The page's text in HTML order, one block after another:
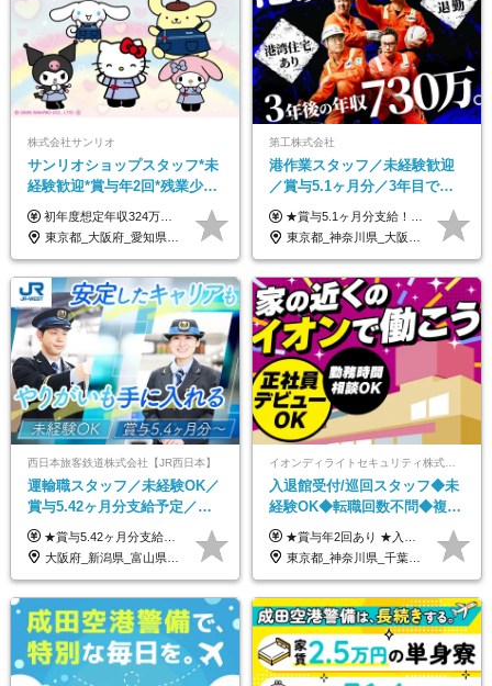
株式会社サンリオ
サンリオショップスタッフ*未
経験歓迎*賞与年2回*残業少な
め*産育休取得実績豊富*可愛
い制服*社割有
初年度想定年収324万円～690万円！ ◆全国一律 月給230,000円～＋賞与＋通勤手当＋役職手当＋時間外手当 《手当充実！》 ＊昇給/年1回 ＊賞与/年2回（7月/12月） ＊通勤手当：交通費支給（規定あり） ＊時間外手当 ＊販売職手当 ＊役職手当 《キャリアパス》 ▼店長（32歳）／年収400万円 ▼トレーナー（37歳）／年収500万円 ▼SV（40歳）／年収570万円 ※SVとして活躍された場合、574万円以上に昇給も目指せます。 日頃のお店での頑張りをしっかり評価する体制を整えており、 ご自身の努力次第で昇給する制度を用意しています！ 《ゆくゆくは・・・》 ■店舗スタッフをとりまとめ、お店づくりを主体で行う店長へ ■複数店舗を統括するトレーナーへとキャリアアップ ■様々な規模の店舗を経験しSVとして活躍した後は、本社の教育担当や店舗支援を担う本部スタッフとして活躍いただけます。 ※経験・能力を考慮の上、当社規定により優遇いたします。 ※入社日から6カ月間の試用期間あり。その間の待遇に差異はありません。
東京都_大阪府_愛知県_北海道_栃木県_静岡県_兵庫県_京都府_福岡県
第工株式会社
港作業スタッフ／未経験歓迎
／賞与5.1ヶ月分／3年目で年
収730万円も可／食事手当あり
／年休120日以上
★賞与5.1ヶ月分支給！ ★入社3年目・30代で年収730万円の先輩も活躍中！ ★入社1年目・20代で月収29万円の実績あり 月給：22.5万円～30.5万円＋各種手当＋賞与年2回＋残業代全額支給 ※経験・能力などを考慮のうえ決定します ※上記月給には食事手当(5000円／月）を含みます ※残業代は分単位で100％支給いたします ※試用期間3ヶ月。その間の給与・待遇に差異はありません 【月収例】 ◆33.5万円／31歳 入社7か月 ◆38.5万円／32歳 入社1年目 ◆48.4万円／44歳 入社12年目 ※経験・能力などを考慮のうえ決定 ※月収・給与例には休日手当も含みます 【手当詳細】 ◆交通費規定支給（上限3万5000円／月） ◆時間外手当全額支給 ◆休日出勤手当 ◆港湾住宅あり（1R・2万円台～） ◆資格取得支援制度：全額負担 ◆地域手当：関東地区1万円／月
東京都_神奈川県_大阪府_愛知県_兵庫県
西日本旅客鉄道株式会社【JR西日本】
運輸職スタッフ／未経験OK／
賞与5.42ヶ月分支給予定／残
業月11h程／年休119日+有給
平均18.7日
★賞与5.42ヶ月分支給予定あり！ （大卒以上）月給24万1,692円～39万5,780円＋各種手当＋賞与2回 （高卒以上）月給22万2,662円～39万5,780円＋各種手当＋賞与2回 ※上記は2025年度新卒支払額（京阪神地区）となります ※勤務地・学歴で異なり、ご経験・能力等をふまえた金額を加算します ※残業代は別途全額支給します ※当社規程に基づき決定します ※試用期間あり（3ヶ月／待遇に変更はありません） ※基本給以外の諸手当として扶養・職務・時間外・通勤手当等を支給します ※京阪神地区以外の勤務地の場合 月給（大卒）23万0,706円～／月給（高卒）21万2,541円～となります
大阪府_新潟県_富山県_石川県_福井県_三重県_兵庫県_京都府_滋賀県_奈良県_和歌山県_広島県_岡山県_鳥取県_島根県_山口県_福岡県
入退館受付/巡回スタッフ◆未
経験OK◆転職回数不問◆複数
勤務地で募集中◆ブランクあ
りOK◆室内業務がメイン
★賞与年2回あり ★入社祝い金3万円支給 ★出産祝い金や育児支援金などの手当も充実！ ≪給与モデル≫ 【東京】基本給27万2780円/月給＋時間外手当（25h） 【愛知】基本給25万4990円/月給＋時間外手当（25h） 【大阪】基本給25万4990円/月給＋時間外手当（25h） 【福岡】基本給23万7200円/月給＋時間外手当（25h） -------------- ▽各地の給与は下記をご確認ください！ ■北海道 月給20万円～ ■東北 月給20万円～ ■北関東 埼玉／月給22万5000円～ 茨城・群馬・新潟／月給20万円～ ■南関東 東京・神奈川／月給23万円～ 千葉／月給22万5000円～ 山梨／月給20万円～ ■中部 愛知／月給21万5000円～ 長野・岐阜・三重／月給20万円～ ■関西 大阪／月給21万5000円～ 京都・兵庫／月給21万円～ 滋賀・奈良／月給20万円～ ■中四国 岡山・山口・四国・広島／月給20万円～ ■九州 福岡・鹿児島・長崎／月給20万円～
東京都_神奈川県_千葉県_北海道_福島県_長野県_岐阜県_三重県_京都府_福岡県